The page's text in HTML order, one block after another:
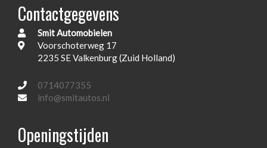
Fabrieksaf audio
Full-map kleurenscherm
Gordijnairbags achter
Hoofd airbag(s) voor
In hoogte verstelbare voorstoelen
Contactgegevens
Smit Automobielen
Voorschoterweg 17
2235 SE Valkenburg (Zuid Holland)
0714077355
info@smitautos.nl
Openingstijden